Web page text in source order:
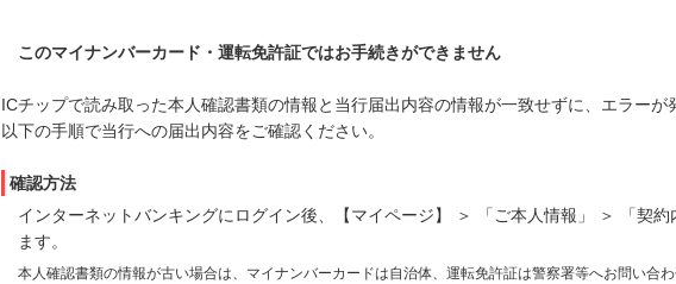
このマイナンバーカード・運転免許証ではお手続きができません
ICチップで読み取った本人確認書類の情報と当行届出内容の情報が一致せずに、エラーが
以下の手順で当行への届出内容をご確認ください。
確認方法
インターネットバンキングにログイン後、【マイページ】 ＞ 「ご本人情報」 ＞ 「契約
ます。
本人確認書類の情報が古い場合は、マイナンバーカードは自治体、運転免許証は警察署等へお問い合わ